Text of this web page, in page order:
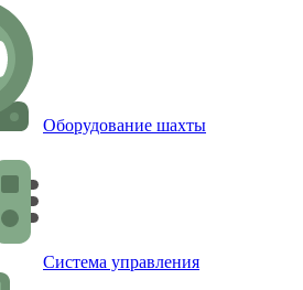
Оборудование шахты
Система управления